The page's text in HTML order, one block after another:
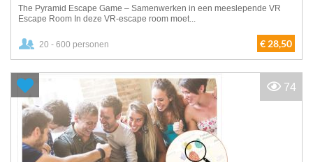
The Pyramid Escape Game – Samenwerken in een meeslepende VR
Escape Room In deze VR-escape room moet...
20 - 600 personen € 28,50
74